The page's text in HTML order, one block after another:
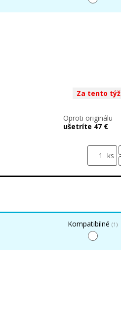
Za tento
Oproti originálu
ušetríte 47 €
ks
Kompatibilné (1)